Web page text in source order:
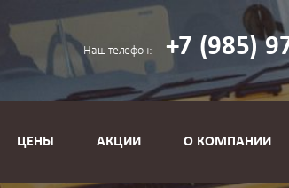
Наш телефон: +7 (985)
ЦЕНЫ АКЦИИ О КОМПАНИИ